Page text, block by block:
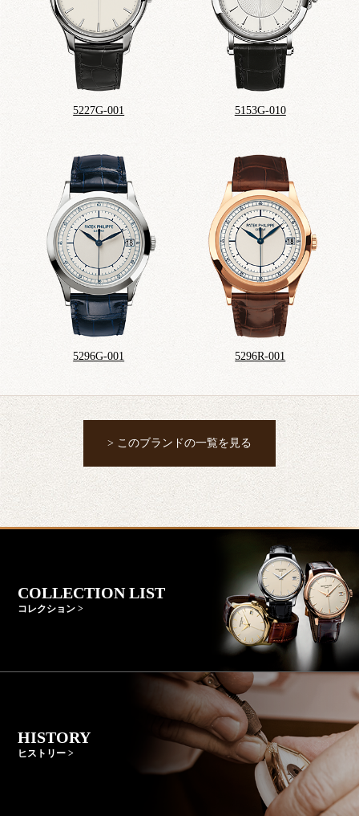
5227G-001 5153G-010
5296G-001 5296R-001
> このブランドの一覧を見る
COLLECTION LIST
コレクション >
HISTORY
ヒストリー >